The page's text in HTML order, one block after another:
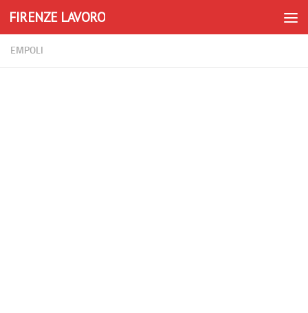
Skip to content
FIRENZE LAVORO
EMPOLI